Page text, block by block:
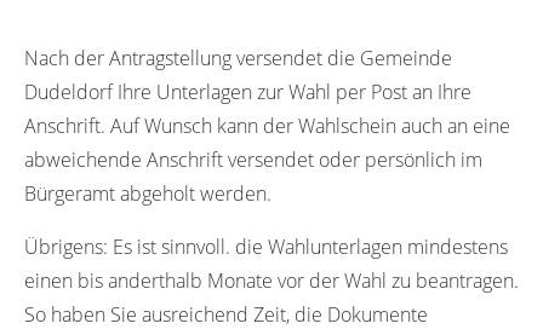
Nach der Antragstellung versendet die Gemeinde
Dudeldorf Ihre Unterlagen zur Wahl per Post an Ihre
Anschrift. Auf Wunsch kann der Wahlschein auch an eine
abweichende Anschrift versendet oder persönlich im
Bürgeramt abgeholt werden.
Übrigens: Es ist sinnvoll. die Wahlunterlagen mindestens
einen bis anderthalb Monate vor der Wahl zu beantragen.
So haben Sie ausreichend Zeit, die Dokumente